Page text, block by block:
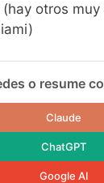
(hay otros
o resume
Claude
ChatGPT
Google AI